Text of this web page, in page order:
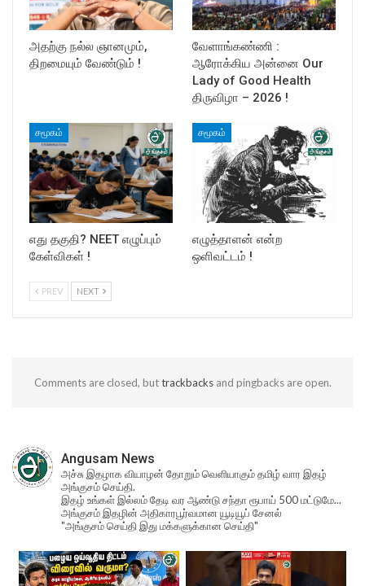
அதற்கு நல்ல ஞானமும்,
திறமையும் வேண்டும் !
வேளாங்கண்ணி :
ஆரோக்கிய அன்னை Our
Lady of Good Health
திருவிழா – 2026 !
சமூகம்
எது தகுதி? NEET எழுப்பும்
கேள்விகள் !
சமூகம்
எழுத்தாளன் என்ற
ஒளிவட்டம் !
PREV NEXT
Comments are closed, buttrackbacksand pingbacks are open.
Angusam News
அச்சு இதழாக வியாழன் தோறும் வெளியாகும் தமிழ் வார இதழ்
அங்குசம் செய்தி.
இதழ் உங்கள் இல்லம் தேடி வர ஆண்டு சந்தா ரூபாய் 500 மட்டுமே...
அங்குசம் இதழின் அதிகாரபூர்வமான யூடியூப் சேனல்
"அங்குசம் செய்தி இது மக்களுக்கான செய்தி"